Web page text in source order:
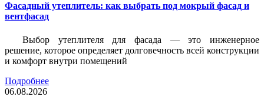
Фасадный утеплитель: как выбрать под мокрый фасад и
вентфасад
Выбор утеплителя для фасада — это инженерное
решение, которое определяет долговечность всей конструкции
и комфорт внутри помещений
Подробнее
06.08.2026